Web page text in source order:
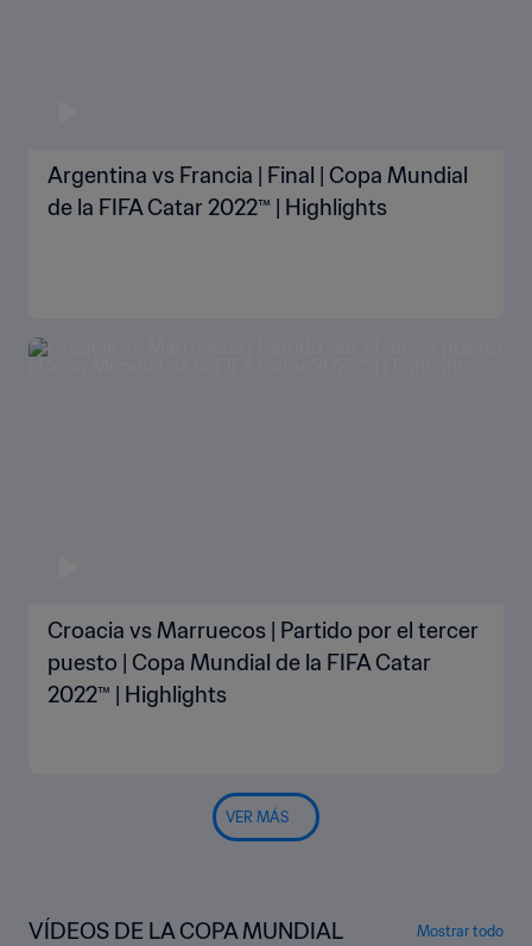
Argentina vs Francia | Final | Copa Mundial
de la FIFA Catar 2022™ | Highlights
Croacia vs Marruecos | Partido por el tercer
puesto | Copa Mundial de la FIFA Catar
2022™ | Highlights
VER MÁS
VÍDEOS DE LA COPA MUNDIAL Mostrar todo